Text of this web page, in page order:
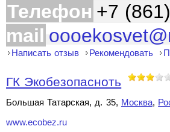
Телефон +7
mail
Написать отзыв Рекомендовать
ГК Экобезопасноть
Большая Татарская, д. 35, Москва,
www.ecobez.ru